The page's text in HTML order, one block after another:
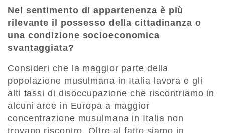
Nel sentimento di appartenenza è più
rilevante il possesso della cittadinanza o
una condizione socioeconomica
svantaggiata?
Consideri che la maggior parte della
popolazione musulmana in Italia lavora e gli
alti tassi di disoccupazione che riscontriamo in
alcuni aree in Europa a maggior
concentrazione musulmana in Italia non
trovano riscontro. Oltre al fatto siamo in